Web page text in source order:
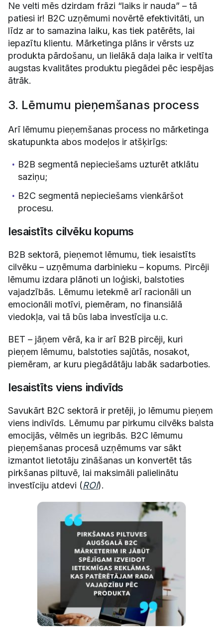
Ne velti mēs dzirdam frāzi “laiks ir nauda” – tā
patiesi ir! B2C uzņēmumi novērtē efektivitāti, un
līdz ar to samazina laiku, kas tiek patērēts, lai
iepazītu klientu. Mārketinga plāns ir vērsts uz
produkta pārdošanu, un lielākā daļa laika ir veltīta
augstas kvalitātes produktu piegādei pēc iespējas
ātrāk.
3. Lēmumu pieņemšanas process
Arī lēmumu pieņemšanas process no mārketinga
skatupunkta abos modeļos ir atšķirīgs:
B2B segmentā nepieciešams uzturēt atklātu
saziņu;
B2C segmentā nepieciešams vienkāršot
procesu.
Iesaistīts cilvēku kopums
B2B sektorā, pieņemot lēmumu, tiek iesaistīts
cilvēku – uzņēmuma darbinieku – kopums. Pircēji
lēmumu izdara plānoti un loģiski, balstoties
vajadzībās. Lēmumu ietekmē arī racionāli un
emocionāli motīvi, piemēram, no finansiālā
viedokļa, vai tā būs laba investīcija u.c.
BET – jāņem vērā, ka ir arī B2B pircēji, kuri
pieņem lēmumu, balstoties sajūtās, nosakot,
piemēram, ar kuru piegādātāju labāk sadarboties.
Iesaistīts viens indivīds
Savukārt B2C sektorā ir pretēji, jo lēmumu pieņem
viens indivīds. Lēmumu par pirkumu cilvēks balsta
emocijās, vēlmēs un iegribās. B2C lēmumu
pieņemšanas procesā uzņēmums var sākt
izmantot lietotāju zināšanas un konvertēt tās
pirkšanas piltuvē, lai maksimāli palielinātu
investīciju atdevi (ROI).